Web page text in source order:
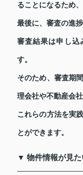
ることになるため
最後に、審査の進
審査結果は申し込
す。
そのため、審査期
理会社や不動産会
これらの方法を実
とができます。
▼ 物件情報が見